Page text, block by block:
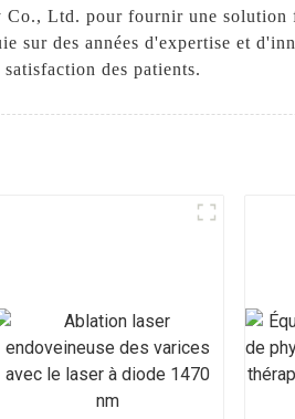
Co., Ltd. pour fournir une solution
sur des années d'expertise et
des patients.